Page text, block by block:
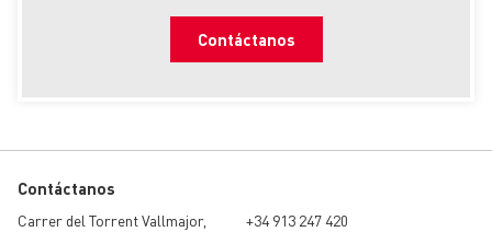
Contáctanos
Contáctanos
Carrer del Torrent Vallmajor,
+34 913 247 420